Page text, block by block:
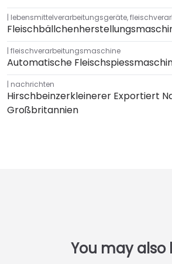
lebensmittelverarbeitungsgeräte,
fleischverarbeitungsmaschine
Automatische
nachrichten
Hirschbeinzerkleinerer Exportiert
Großbritannien